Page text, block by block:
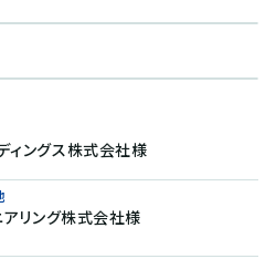
ィングス株式会社様
リング株式会社様